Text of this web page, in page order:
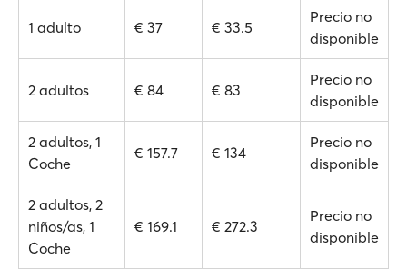
1 adulto € 37 € 33.5
Precio no
disponible
2 adultos € 84 € 83
Precio no
disponible
2 adultos, 1
Coche
€ 157.7 € 134
Precio no
disponible
2 adultos, 2
niños/as, 1
Coche
€ 169.1 € 272.3
Precio no
disponible